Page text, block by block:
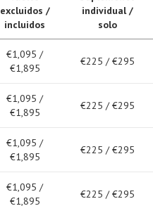
excluidos /
incluidos
individual /
solo
€1,095 /
€1,895
€225 / €295
€1,095 /
€1,895
€225 / €295
€1,095 /
€1,895
€225 / €295
€1,095 /
€1,895
€225 / €295